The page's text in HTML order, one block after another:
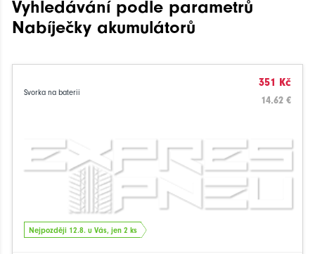
Vyhledávání podle parametrů
Nabíječky akumulátorů
Svorka na baterii
351 Kč
14.62 €
Nejpozději 12.8. u Vás, jen 2 ks